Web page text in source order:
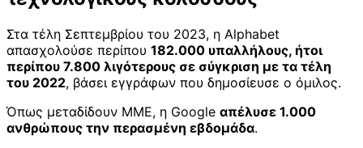
Στα τέλη Σεπτεμβρίου του 2023, η Alphabet
απασχολούσε περίπου 182.000 υπαλλήλους, ήτοι
περίπου 7.800 λιγότερους σε σύγκριση με τα τέλη
του 2022, βάσει εγγράφων που δημοσίευσε ο όμιλος.
Όπως μεταδίδουν ΜΜΕ, η Google απέλυσε 1.000
ανθρώπους την περασμένη εβδομάδα.